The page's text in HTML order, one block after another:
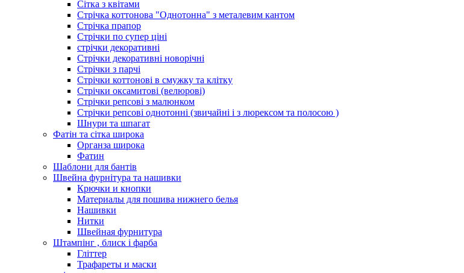
Сітка з квітами
Стрічка коттонова "Однотонна" з металевим кантом
Стрічка прапор
Стрічки по супер ціні
стрічки декоративні
Стрічки декоративні новорічні
Стрічки з парчі
Стрічки коттонові в смужку та клітку
Стрічки оксамитові (велюрові)
Стрічки репсові з малюнком
Стрічки репсові однотонні (звичайні і з люрексом та полосою )
Шнури та шпагат
Фатін та сітка широка
Органза широка
Фатин
Шаблони для бантів
Швейна фурнітура та нашивки
Крючки и кнопки
Материалы для пошива нижнего белья
Нашивки
Нитки
Швейная фурнитура
Штампінг , блиск і фарба
Гліттер
Трафареты и маски